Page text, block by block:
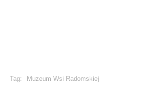
Tag: Muzeum Wsi Radomskiej